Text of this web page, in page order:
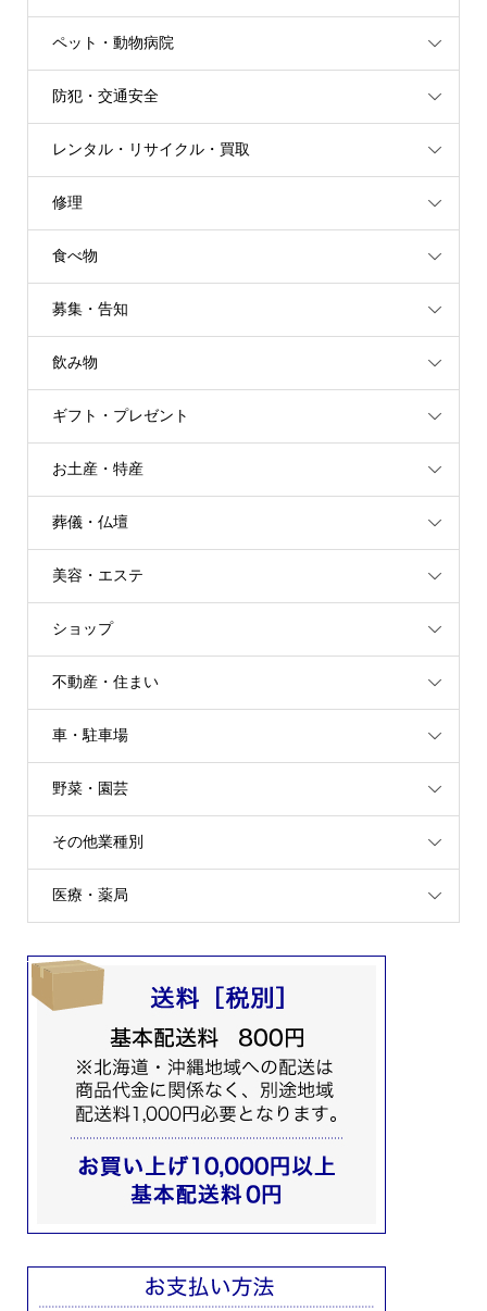
ペット・動物病院
防犯・交通安全
レンタル・リサイクル・買取
修理
食べ物
募集・告知
飲み物
ギフト・プレゼント
お土産・特産
葬儀・仏壇
美容・エステ
ショップ
不動産・住まい
車・駐車場
野菜・園芸
その他業種別
医療・薬局